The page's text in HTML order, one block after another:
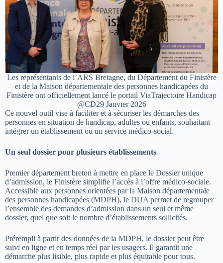
Les représentants de l’ARS Bretagne, du Département du Finistère
et de la Maison départementale des personnes handicapées du
Finistère ont officiellement lancé le portail ViaTrajectoire Handicap
@CD29 Janvier 2026
Ce nouvel outil vise à faciliter et à sécuriser les démarches des
personnes en situation de handicap, adultes ou enfants, souhaitant
intégrer un établissement ou un service médico-social.
Un seul dossier pour plusieurs établissements
Premier département breton à mettre en place le Dossier unique
d’admission, le Finistère simplifie l’accès à l’offre médico-sociale.
Accessible aux personnes orientées par la Maison départementale
des personnes handicapées (MDPH), le DUA permet de regrouper
l’ensemble des demandes d’admission dans un seul et même
dossier, quel que soit le nombre d’établissements sollicités.
Prérempli à partir des données de la MDPH, le dossier peut être
suivi en ligne et en temps réel par les usagers. Il garantit une
démarche plus lisible, plus rapide et plus équitable pour tous.